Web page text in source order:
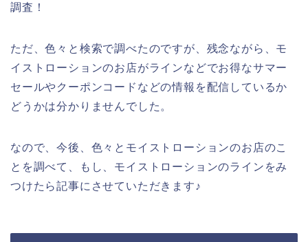
調査！
ただ、色々と検索で調べたのですが、残念ながら、モ
イストローションのお店がラインなどでお得なサマー
セールやクーポンコードなどの情報を配信しているか
どうかは分かりませんでした。
なので、今後、色々とモイストローションのお店のこ
とを調べて、もし、モイストローションのラインをみ
つけたら記事にさせていただきます♪